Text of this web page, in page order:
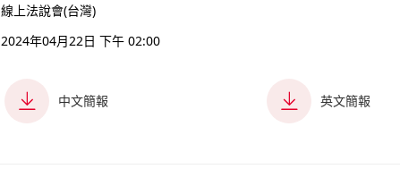
線上法說會(台灣)
2024年04月22日 下午 02:00
中文簡報 英文簡報